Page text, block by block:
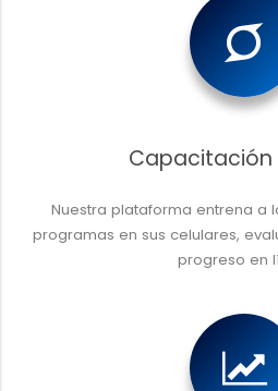
Capacitación
Nuestra plataforma entrena a
programas en sus celulares,
progreso en